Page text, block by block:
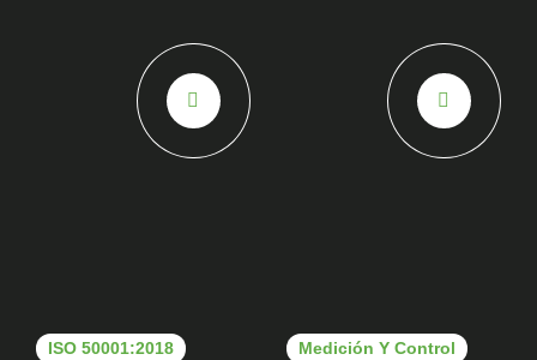
ISO 50001:2018 Medición Y Control